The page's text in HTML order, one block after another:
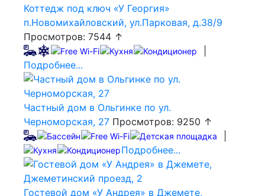
Коттедж под ключ «У Георгия»
п.Новомихайловский, ул.Парковая, д.38/9
Просмотров: 7544 ↑
Подробнее...
Частный дом в Ольгинке по ул.
Черноморская, 27 Просмотров: 9250 ↑
Подробнее...
Гостевой дом «У Андрея» в Джемете,